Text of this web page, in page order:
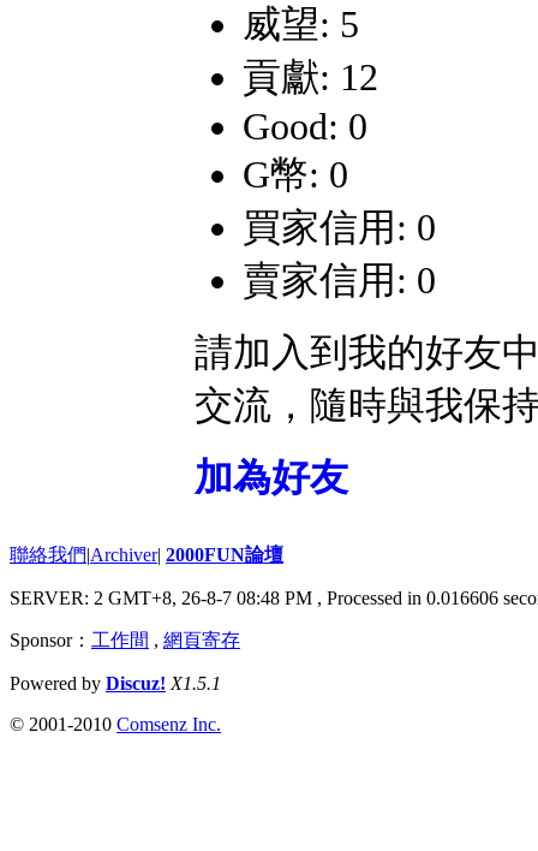
威望: 5
貢獻: 12
Good: 0
G幣: 0
買家信用: 0
賣家信用: 0
請加入到我的好友
交流，隨時與我保
加為好友
聯絡我們|Archiver| 2000FUN論壇
SERVER: 2 GMT+8, 26-8-7 08:48 PM , Processed in 0.016606
Sponsor： 工作間 , 網頁寄存
Powered by Discuz! X1.5.1
© 2001-2010 Comsenz Inc.